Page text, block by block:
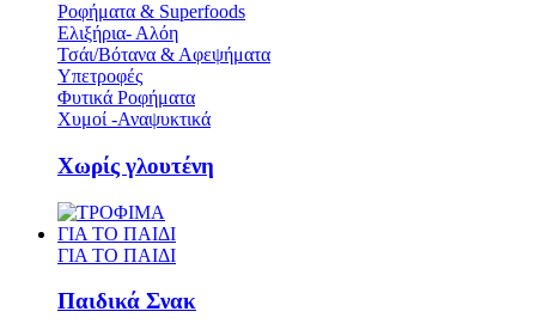
Ροφήματα & Superfoods
Ελιξήρια- Αλόη
Τσάι/Βότανα & Αφεψήματα
Υπετροφές
Φυτικά Ροφήματα
Χυμοί -Αναψυκτικά
Χωρίς γλουτένη
ΓΙΑ ΤΟ ΠΑΙΔΙ
ΓΙΑ ΤΟ ΠΑΙΔΙ
Παιδικά Σνακ